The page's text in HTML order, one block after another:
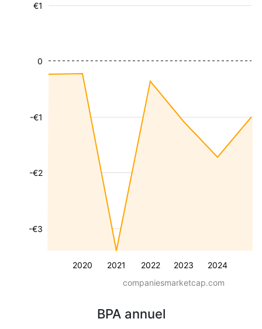
2020 2021 2022 2023 2024
-€3
-€2
-€1
€1
0
companiesmarketcap.com
BPA annuel